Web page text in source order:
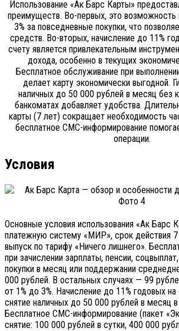
Использование «Ак Барс Карты»
преимуществ. Во-первых, это возможность
3% за повседневные покупки, что
средств. Во-вторых, начисление до 11%
счету является привлекательным
дохода, особенно в текущих
Бесплатное обслуживание при
делает карту экономически выгодной.
наличных до 50 000 рублей в месяц без
банкоматах добавляет удобства.
карты (7 лет) сокращает необходимость
бесплатное СМС-информирование
операции.
Условия
Основные условия использования «Ак Барс
платежную систему «МИР», срок действия
выпуск по тарифу «Ничего лишнего».
при зачислении зарплаты, пенсии,
покупки в месяц или поддержании
000 рублей. В остальных случаях — 99
от 1% до 3%. Начисление до 11% годовых
снятие наличных до 50 000 рублей в месяц
Бесплатное СМС-информирование (пакет
снятие: 100 000 рублей в сутки, 400 000